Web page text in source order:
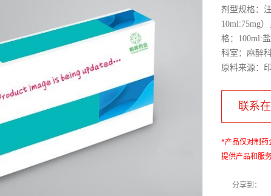
剂型规格：
10ml:75mg
格：100ml:
科室：麻醉
原料来源：
联系
*产品仅对制药
提供产品和服务